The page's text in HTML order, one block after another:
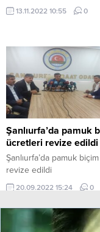
13.11.2022 10:55 0
Şanlıurfa’da pamuk
ücretleri revize edildi
Şanlıurfa’da pamuk
revize edildi
20.09.2022 15:24 0
Hakkımızda